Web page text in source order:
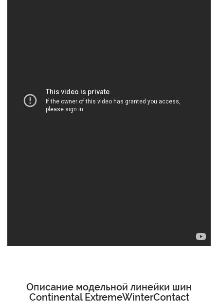
Описание модельной линейки шин
Continental ExtremeWinterContact